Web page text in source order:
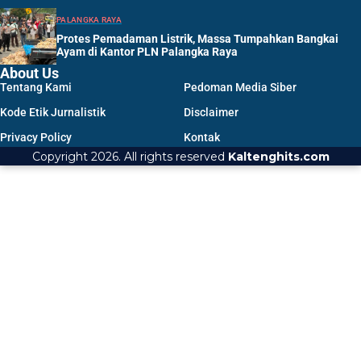
PALANGKA RAYA
Protes Pemadaman Listrik, Massa Tumpahkan Bangkai
Ayam di Kantor PLN Palangka Raya
About Us
Tentang Kami
Pedoman Media Siber
Kode Etik Jurnalistik
Disclaimer
Privacy Policy
Kontak
Copyright 2026. All rights reserved Kaltenghits.com